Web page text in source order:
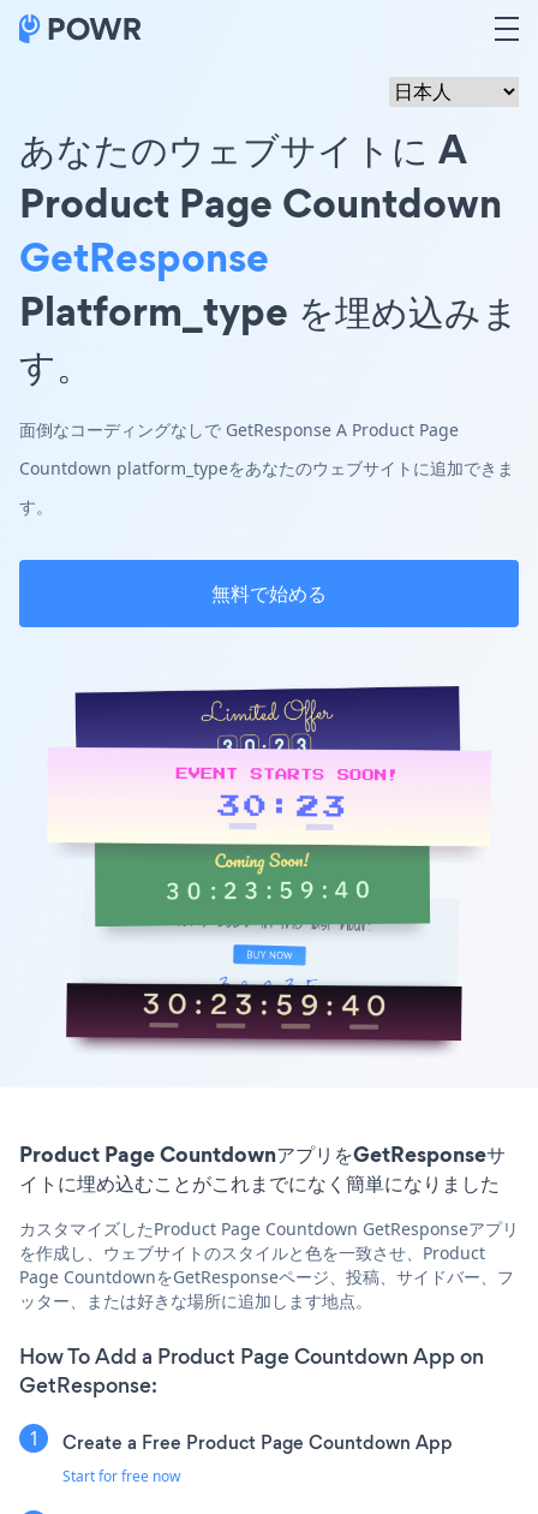
あなたのウェブサイトに A
Product Page Countdown
GetResponse
Platform_type を埋め込みま
す。
面倒なコーディングなしで GetResponse A Product Page
Countdown platform_typeをあなたのウェブサイトに追加できま
す。
無料で始める
Product Page CountdownアプリをGetResponseサ
イトに埋め込むことがこれまでになく簡単になりました
カスタマイズしたProduct Page Countdown GetResponseアプリ
を作成し、ウェブサイトのスタイルと色を一致させ、Product
Page CountdownをGetResponseページ、投稿、サイドバー、フ
ッター、または好きな場所に追加します地点。
How To Add a Product Page Countdown App on
GetResponse:
Create a Free Product Page Countdown App
Start for free now